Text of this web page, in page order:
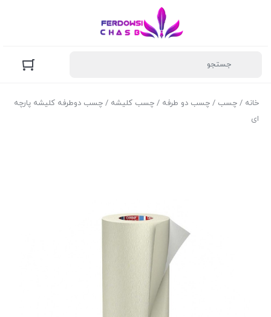
خانه / چسب / چسب دو طرفه / چسب کلیشه / چسب دوطرفه کلیشه پارچه
ای